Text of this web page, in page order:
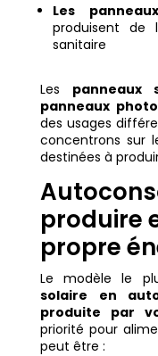
Les
produisent de
sanitaire
Les panneaux
panneaux
des usages
concentrons sur
destinées à
produire
propre
Le modèle le
solaire en
produite par
priorité pour
peut être :